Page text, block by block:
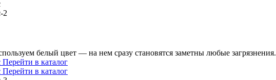
белый цвет — на нем сразу становятся заметны любые загрязнения.
Перейти в каталог
Перейти в каталог